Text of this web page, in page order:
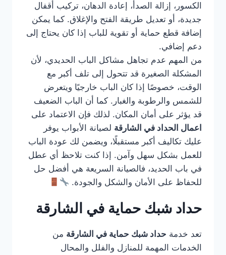
الكسور، إزالة الصدأ، إعادة الدهان، تركيب أقفال
جديدة، أو تعديل طريقة الفتح والإغلاق. كما يمكن
إضافة قطع حماية أو تقوية للباب إذا كان يحتاج إلى
دعم إضافي.
من المهم عدم تجاهل مشاكل الباب الحديدي، لأن
المشكلة الصغيرة قد تتحول إلى تلف أكبر مع
الوقت، خصوصًا إذا كان الباب خارجيًا ويتعرض
للشمس والرطوبة والغبار. كما أن الباب الضعيف
قد يؤثر على أمان المكان. لذلك فإن الاعتماد على
اعمال الحداد في الشارقة لصيانة الأبواب يوفر
عليك تكاليف أكبر مستقبلًا، ويضمن لك عودة الباب
للعمل بشكل سهل وآمن. إذا كنت تلاحظ أي عطل
في باب الحديد، فالصيانة السريعة هي أفضل حل
للحفاظ على الأمان والشكل والجودة.
حداد شبك حماية في الشارقة
تعد خدمة حداد شبك حماية في الشارقة من
الخدمات المهمة للمنازل والفلل والمحال